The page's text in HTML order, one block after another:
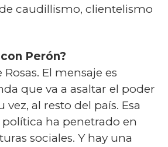
caudillismo, clientelismo
Perón?
El mensaje es
que va a asaltar el poder
vez, al resto del país. Esa
ha penetrado en
sociales. Y hay una